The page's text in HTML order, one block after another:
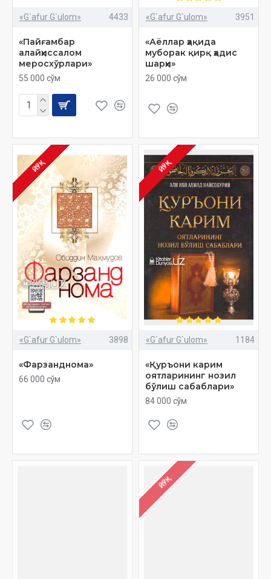
«G`afur G`ulom» 4433
«Пайғамбар
алайҳиссалом
меросхўрлари»
55 000 сўм
«G`afur G`ulom» 3951
«Аёллар ҳақида
муборак қирқ ҳадис
шарҳи»
26 000 сўм
ЙЎҚ
«G`afur G`ulom» 3898
«Фарзанднома»
66 000 сўм
ЙЎҚ
«G`afur G`ulom» 1184
«Қуръони карим
оятларининг нозил
бўлиш сабаблари»
84 000 сўм
ЙЎҚ